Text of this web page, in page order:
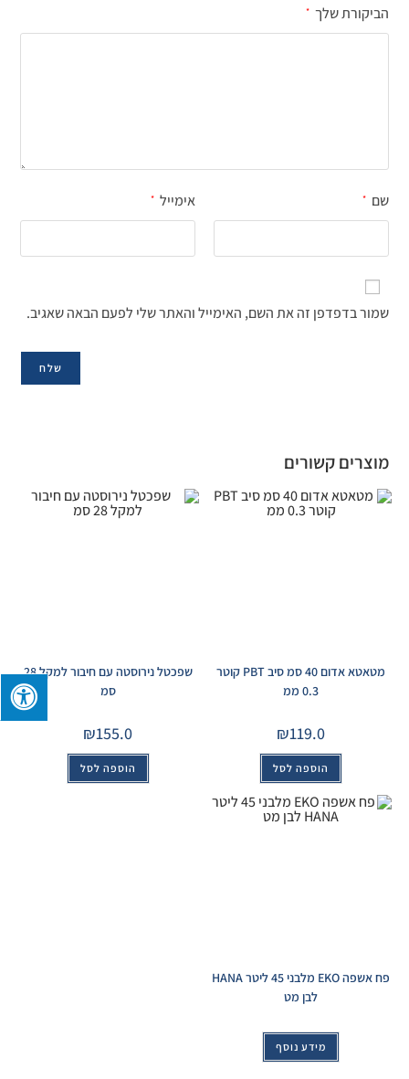
הביקורת שלך *
שם * אימייל *
שמור בדפדפן זה את השם, האימייל והאתר שלי לפעם הבאה שאגיב.
מוצרים קשורים
מטאטא אדום 40 סמ סיב PBT קוטר
0.3 ממ
₪119.0
הוספה לסל
שפכטל נירוסטה עם חיבור למקל 28
סמ
₪155.0
הוספה לסל
פח אשפה EKO מלבני 45 ליטר HANA
לבן מט
מידע נוסף